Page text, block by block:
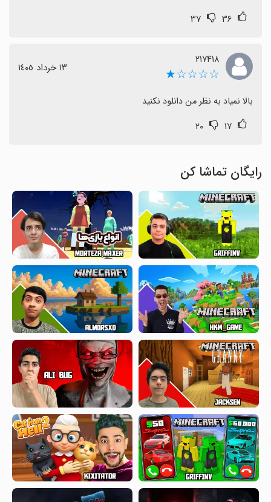
۳۶ ۳۷
۲۱۷۴۱۸
☆☆☆☆★ ١٣ خرداد ١٤٠٥
بالا نمیاد به نظر من دانلود نکنید
۱۷ ۲۰
رایگان تماشا کن